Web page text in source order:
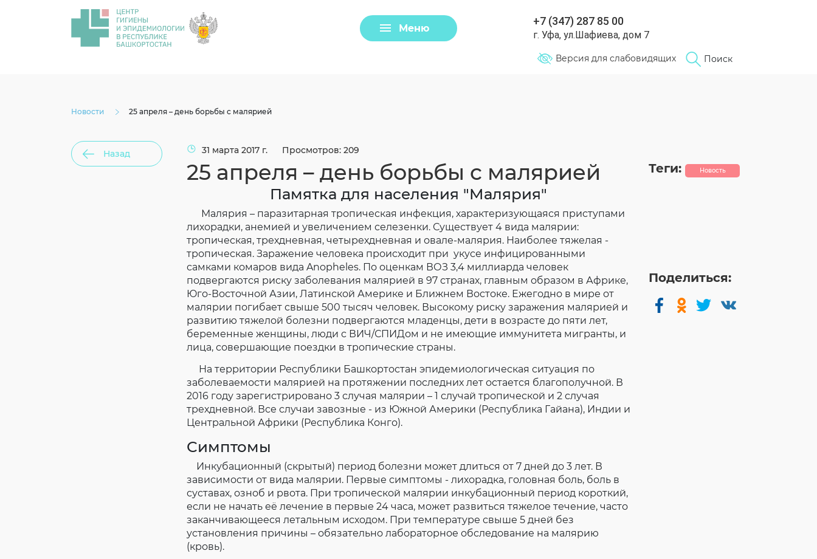
Меню
+7 (347) 287 85 00
г. Уфа, ул.Шафиева, дом 7
Поиск
Версия для слабовидящих
Новости 25 апреля – день борьбы с малярией
Назад 31 марта 2017 г. Просмотров: 209
25 апреля – день борьбы с малярией
Памятка для населения "Малярия"
Малярия – паразитарная тропическая инфекция, характеризующаяся приступами
лихорадки, анемией и увеличением селезенки. Существует 4 вида малярии:
тропическая, трехдневная, четырехдневная и овале-малярия. Наиболее тяжелая -
тропическая. Заражение человека происходит при укусе инфицированными
самками комаров вида Anopheles. По оценкам ВОЗ 3,4 миллиарда человек
подвергаются риску заболевания малярией в 97 странах, главным образом в Африке,
Юго-Восточной Азии, Латинской Америке и Ближнем Востоке. Ежегодно в мире от
малярии погибает свыше 500 тысяч человек. Высокому риску заражения малярией и
развитию тяжелой болезни подвергаются младенцы, дети в возрасте до пяти лет,
беременные женщины, люди с ВИЧ/СПИДом и не имеющие иммунитета мигранты, и
лица, совершающие поездки в тропические страны.
На территории Республики Башкортостан эпидемиологическая ситуация по
заболеваемости малярией на протяжении последних лет остается благополучной. В
2016 году зарегистрировано 3 случая малярии – 1 случай тропической и 2 случая
трехдневной. Все случаи завозные - из Южной Америки (Республика Гайана), Индии и
Центральной Африки (Республика Конго).
Симптомы
Инкубационный (скрытый) период болезни может длиться от 7 дней до 3 лет. В
зависимости от вида малярии. Первые симптомы - лихорадка, головная боль, боль в
суставах, озноб и рвота. При тропической малярии инкубационный период короткий,
если не начать её лечение в первые 24 часа, может развиться тяжелое течение, часто
заканчивающееся летальным исходом. При температуре свыше 5 дней без
установления причины – обязательно лабораторное обследование на малярию
(кровь).
Теги: Новость
Поделиться:
Задать вопрос
Загрузить файл
Согласие на обработку личных данных
Введите слово с картинки*: